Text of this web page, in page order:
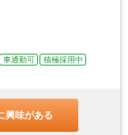
車通勤可
積極採用中
興味がある